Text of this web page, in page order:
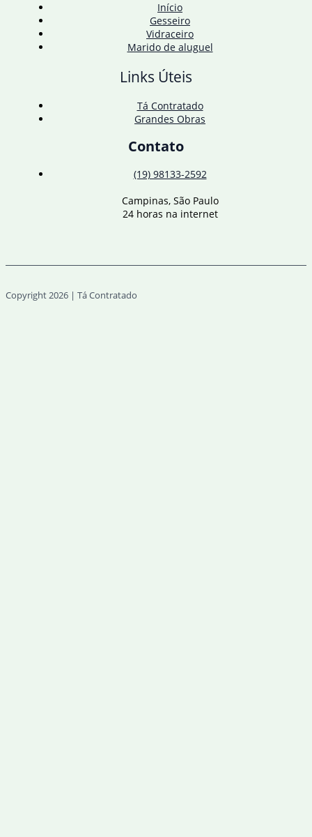
Início
Gesseiro
Vidraceiro
Marido de aluguel
Links Úteis
Tá Contratado
Grandes Obras
Contato
(19) 98133-2592
Campinas, São Paulo
24 horas na internet
Copyright 2026 | Tá Contratado